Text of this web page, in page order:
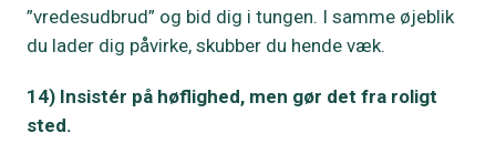
”vredesudbrud” og bid dig i tungen. I samme øjeblik
du lader dig påvirke, skubber du hende væk.
14) Insistér på høflighed, men gør det fra roligt
sted.